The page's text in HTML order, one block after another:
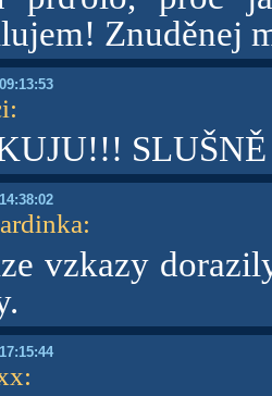
Znuděnej
:
:
vzkazy
: